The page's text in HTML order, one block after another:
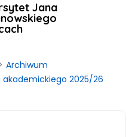
Jana
Archiwum
2025/26